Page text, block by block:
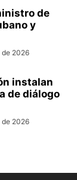
de
y
de 2026
instalan
de diálogo
de 2026